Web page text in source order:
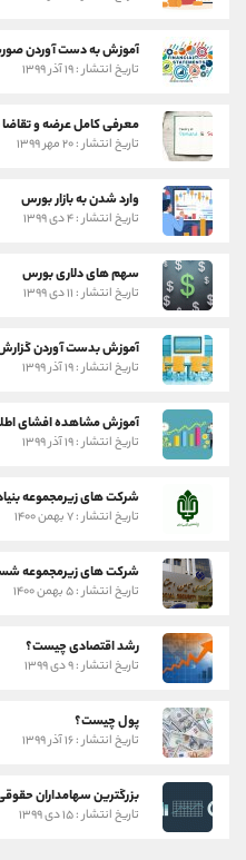
آموزش به دست آوردن
تاریخ انتشار : ۱۹ آذر ۱۳۹۹
معرفی کامل عرضه و تقاضا
تاریخ انتشار : ۲۰ مهر ۱۳۹۹
وارد شدن به بازار بورس
تاریخ انتشار : ۴ دی ۱۳۹۹
سهم های دلاری بورس
تاریخ انتشار : ۱۱ دی ۱۳۹۹
آموزش بدست آوردن
تاریخ انتشار : ۱۹ آذر ۱۳۹۹
آموزش مشاهده افشای
تاریخ انتشار : ۱۹ آذر ۱۳۹۹
شرکت های زیرمجموعه
تاریخ انتشار : ۷ بهمن ۱۴۰۰
شرکت های زیرمجموعه
تاریخ انتشار : ۵ بهمن ۱۴۰۰
رشد اقتصادی چیست؟
تاریخ انتشار : ۹ دی ۱۳۹۹
پول چیست؟
تاریخ انتشار : ۱۶ آذر ۱۳۹۹
بزرگترین سهامداران حقوقی
تاریخ انتشار : ۱۵ دی ۱۳۹۹